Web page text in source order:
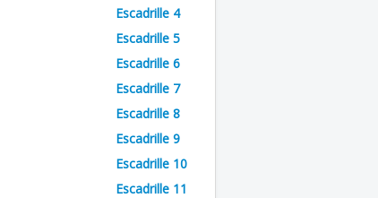
Escadrille 4
Escadrille 5
Escadrille 6
Escadrille 7
Escadrille 8
Escadrille 9
Escadrille 10
Escadrille 11